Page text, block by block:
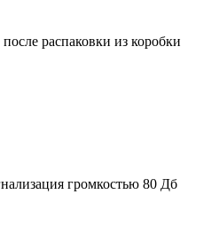
распаковки из коробки
громкостью 80 Дб